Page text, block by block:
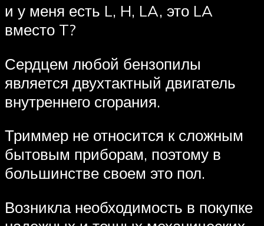
и у меня есть L, H, LA, это LA
вместо T?
Сердцем любой бензопилы
является двухтактный двигатель
внутреннего сгорания.
Триммер не относится к сложным
бытовым приборам, поэтому в
большинстве своем это пол.
Возникла необходимость в покупке